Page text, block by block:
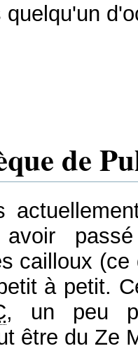
quelqu'un
de
avoir
cailloux
à petit.
, un peu
être du Ze